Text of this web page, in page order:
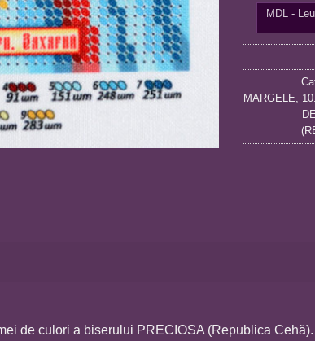
MDL -
MARGELE
de culori a biserului PRECIOSA (Republica Cehă).